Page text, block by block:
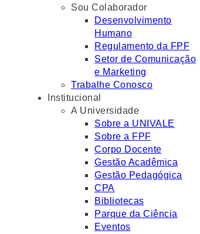
Sou Colaborador
Desenvolvimento
Humano
Regulamento da FPF
Setor de Comunicação
e Marketing
Trabalhe Conosco
Institucional
A Universidade
Sobre a UNIVALE
Sobre a FPF
Corpo Docente
Gestão Acadêmica
Gestão Pedagógica
CPA
Bibliotecas
Parque da Ciência
Eventos